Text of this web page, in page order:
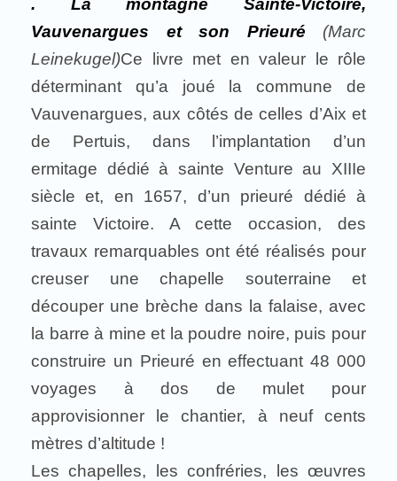
. La montagne Sainte-Victoire,
Vauvenargues et son Prieuré (Marc
Leinekugel)Ce livre met en valeur le rôle
déterminant qu’a joué la commune de
Vauvenargues, aux côtés de celles d’Aix et
de Pertuis, dans l’implantation d’un
ermitage dédié à sainte Venture au XIIIe
siècle et, en 1657, d’un prieuré dédié à
sainte Victoire. A cette occasion, des
travaux remarquables ont été réalisés pour
creuser une chapelle souterraine et
découper une brèche dans la falaise, avec
la barre à mine et la poudre noire, puis pour
construire un Prieuré en effectuant 48 000
voyages à dos de mulet pour
approvisionner le chantier, à neuf cents
mètres d’altitude !
Les chapelles, les confréries, les œuvres